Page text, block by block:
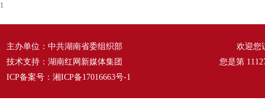
1
主办单位：中共湖南省委组织部
技术支持：湖南红网新媒体集团
ICP备案号： 湘ICP备17016663号-1
欢迎您
您是第